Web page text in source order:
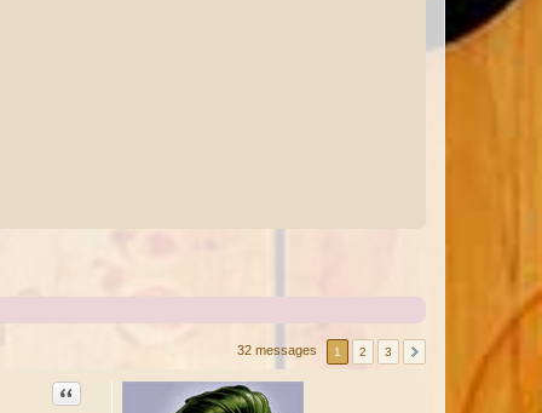
32 messages 1 2 3
Citation